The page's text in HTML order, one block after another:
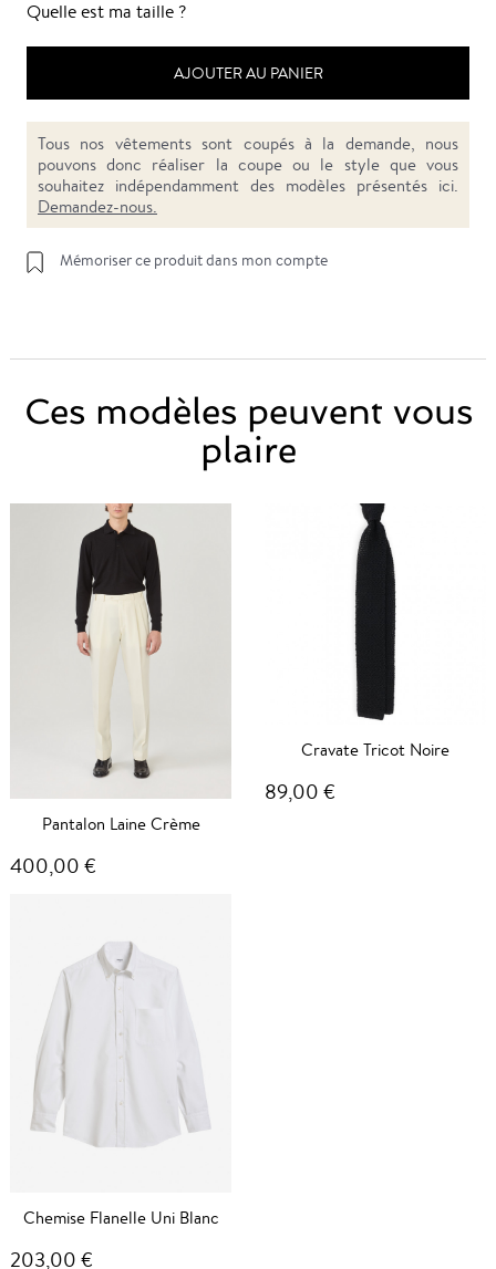
Quelle est ma taille ?
AJOUTER AU PANIER
Tous nos vêtements sont coupés à la demande, nous
pouvons donc réaliser la coupe ou le style que vous
souhaitez indépendamment des modèles présentés ici.
Demandez-nous.
Mémoriser ce produit dans mon compte
Ces modèles peuvent vous
plaire
Pantalon Laine Crème
400,00 €
Cravate Tricot Noire
89,00 €
Chemise Flanelle Uni Blanc
203,00 €